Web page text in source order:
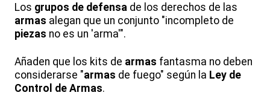
Los grupos de defensa de los derechos de las
armas alegan que un conjunto "incompleto de
piezas no es un 'arma'".
Añaden que los kits de armas fantasma no deben
considerarse "armas de fuego" según la Ley de
Control de Armas.